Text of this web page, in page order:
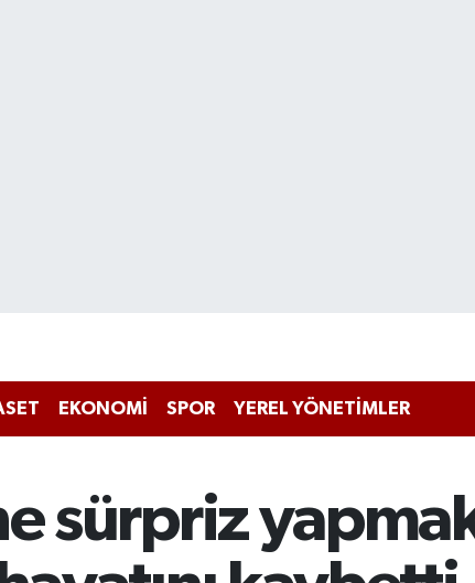
EKONOMİ SPOR YEREL YÖNETİMLER
sürpriz